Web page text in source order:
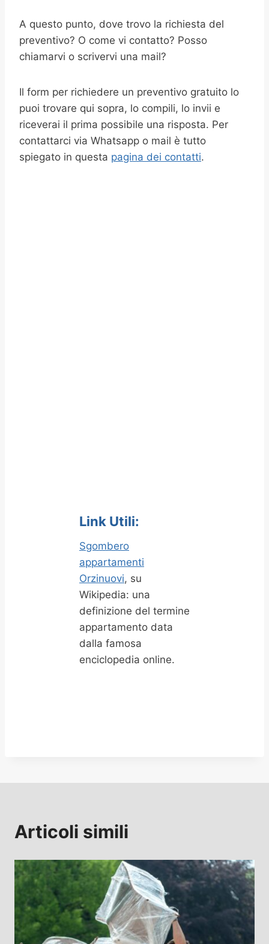
A questo punto, dove trovo la richiesta del
preventivo? O come vi contatto? Posso
chiamarvi o scrivervi una mail?
Il form per richiedere un preventivo gratuito lo
puoi trovare qui sopra, lo compili, lo invii e
riceverai il prima possibile una risposta. Per
contattarci via Whatsapp o mail è tutto
spiegato in questa pagina dei contatti.
Link Utili:
Sgombero
appartamenti
Orzinuovi, su
Wikipedia: una
definizione del termine
appartamento data
dalla famosa
enciclopedia online.
Articoli simili